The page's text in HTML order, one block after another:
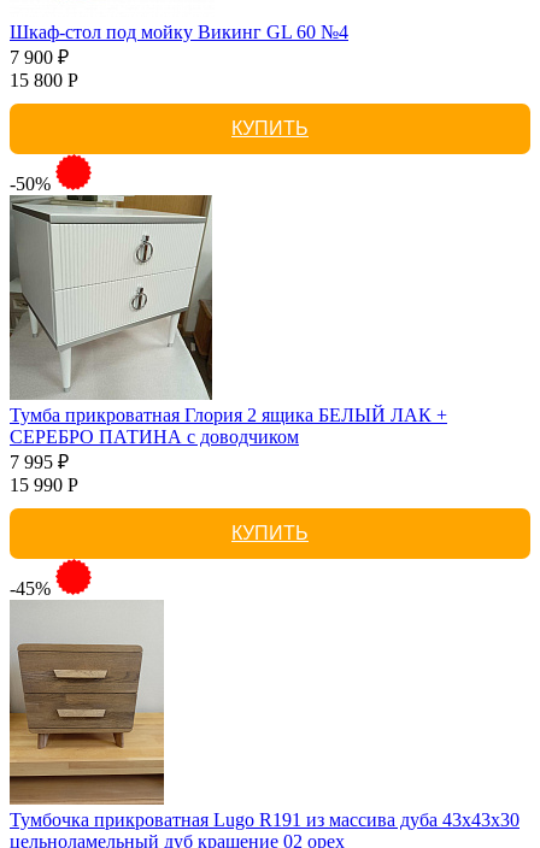
Шкаф-стол под мойку Викинг GL 60 №4
7 900 ₽
15 800 Р
КУПИТЬ
-50%
Тумба прикроватная Глория 2 ящика БЕЛЫЙ ЛАК +
СЕРЕБРО ПАТИНА с доводчиком
7 995 ₽
15 990 Р
КУПИТЬ
-45%
Тумбочка прикроватная Lugo R191 из массива дуба 43х43х30
цельноламельный дуб крашение 02 орех